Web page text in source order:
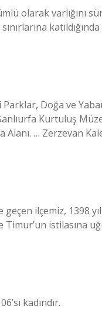
olarak varlığını
Doğa ve
Kurtuluş
… Zerzevan
ilçemiz, 1398
Timur’un istilasına
kadındır.